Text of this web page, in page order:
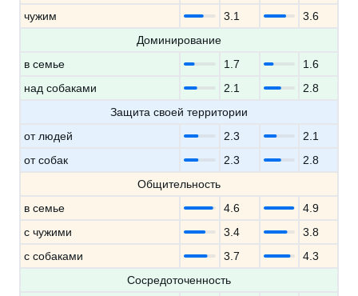
чужим
3.1
3.6
Доминирование
в семье
1.7
1.6
над собаками
2.1
2.8
Защита своей территории
от людей
2.3
2.1
от собак
2.3
2.8
Общительность
в семье
4.6
4.9
с чужими
3.4
3.8
с собаками
3.7
4.3
Сосредоточенность